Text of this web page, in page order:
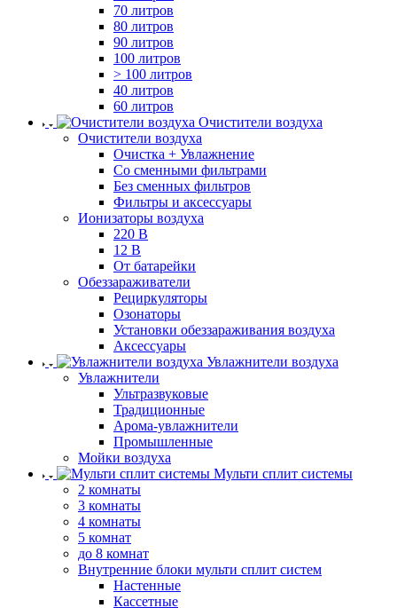
70 литров
80 литров
90 литров
100 литров
> 100 литров
40 литров
60 литров
Очистители воздуха
Очистители воздуха
Очистка + Увлажнение
Cо сменными фильтрами
Без сменных фильтров
Фильтры и аксессуары
Ионизаторы воздуха
220 В
12 В
От батарейки
Обеззараживатели
Рециркуляторы
Озонаторы
Установки обеззараживания воздуха
Аксессуары
Увлажнители воздуха
Увлажнители
Ультразвуковые
Традиционные
Арома-увлажнители
Промышленные
Мойки воздуха
Мульти сплит системы
2 комнаты
3 комнаты
4 комнаты
5 комнат
до 8 комнат
Внутренние блоки мульти сплит систем
Настенные
Кассетные